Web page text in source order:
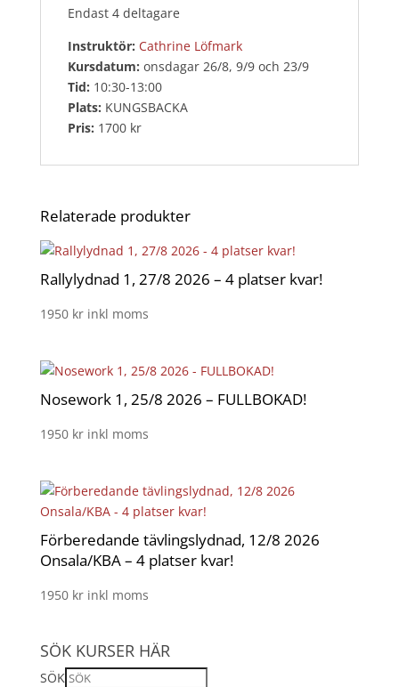
Endast 4 deltagare
Instruktör: Cathrine Löfmark
Kursdatum: onsdagar 26/8, 9/9 och 23/9
Tid: 10:30-13:00
Plats: KUNGSBACKA
Pris: 1700 kr
Relaterade produkter
Rallylydnad 1, 27/8 2026 – 4 platser kvar!
1950 kr inkl moms
Nosework 1, 25/8 2026 – FULLBOKAD!
1950 kr inkl moms
Förberedande tävlingslydnad, 12/8 2026
Onsala/KBA – 4 platser kvar!
1950 kr inkl moms
SÖK KURSER HÄR
SÖK